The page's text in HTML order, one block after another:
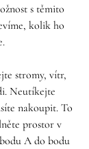
s těmito
kolik ho
stromy, vítr,
Neutíkejte
nakoupit. To
prostor v
A do bodu